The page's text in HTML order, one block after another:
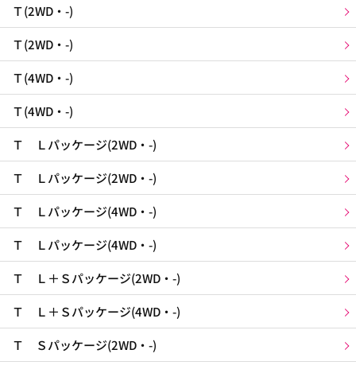
Ｔ(2WD・-)
Ｔ(2WD・-)
Ｔ(4WD・-)
Ｔ(4WD・-)
Ｔ Ｌパッケージ(2WD・-)
Ｔ Ｌパッケージ(2WD・-)
Ｔ Ｌパッケージ(4WD・-)
Ｔ Ｌパッケージ(4WD・-)
Ｔ Ｌ＋Ｓパッケージ(2WD・-)
Ｔ Ｌ＋Ｓパッケージ(4WD・-)
Ｔ Ｓパッケージ(2WD・-)